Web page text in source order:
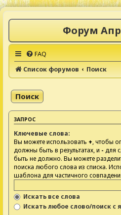
Форум
FAQ
Список форумов
Поиск
Поиск
ЗАПРОС
Ключевые слова:
Вы можете использовать +, чтобы
должны быть в результатах, и - для
быть не должно. Вы можете
поиска любого слова из списка.
шаблона для частичного
Искать все слова
Искать любое слово/поиск с